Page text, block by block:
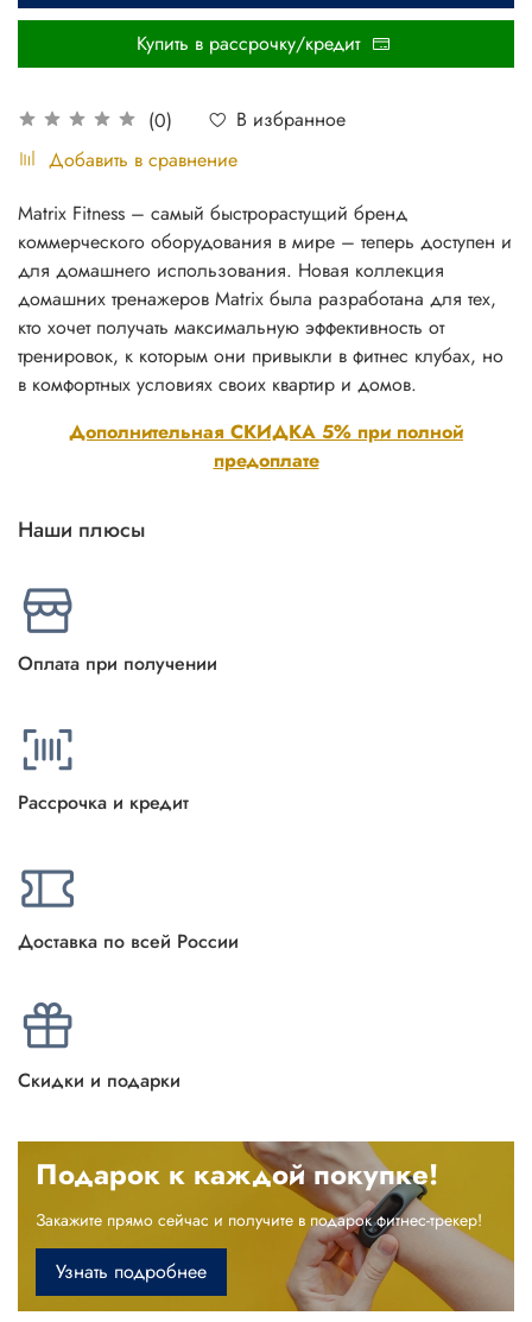
(0)
В избранное
Добавить в сравнение
Купить в рассрочку/кредит
Дополнительная СКИДКА 5% при полной
предоплате
Matrix Fitness – самый быстрорастущий бренд
коммерческого оборудования в мире – теперь доступен и
для домашнего использования. Новая коллекция
домашних тренажеров Matrix была разработана для тех,
кто хочет получать максимальную эффективность от
тренировок, к которым они привыкли в фитнес клубах, но
в комфортных условиях своих квартир и домов.
Наши плюсы
Оплата при получении
Рассрочка и кредит
Доставка по всей России
Скидки и подарки
Подарок к каждой покупке!
Закажите прямо сейчас и получите в подарок фитнес-трекер!
Узнать подробнее